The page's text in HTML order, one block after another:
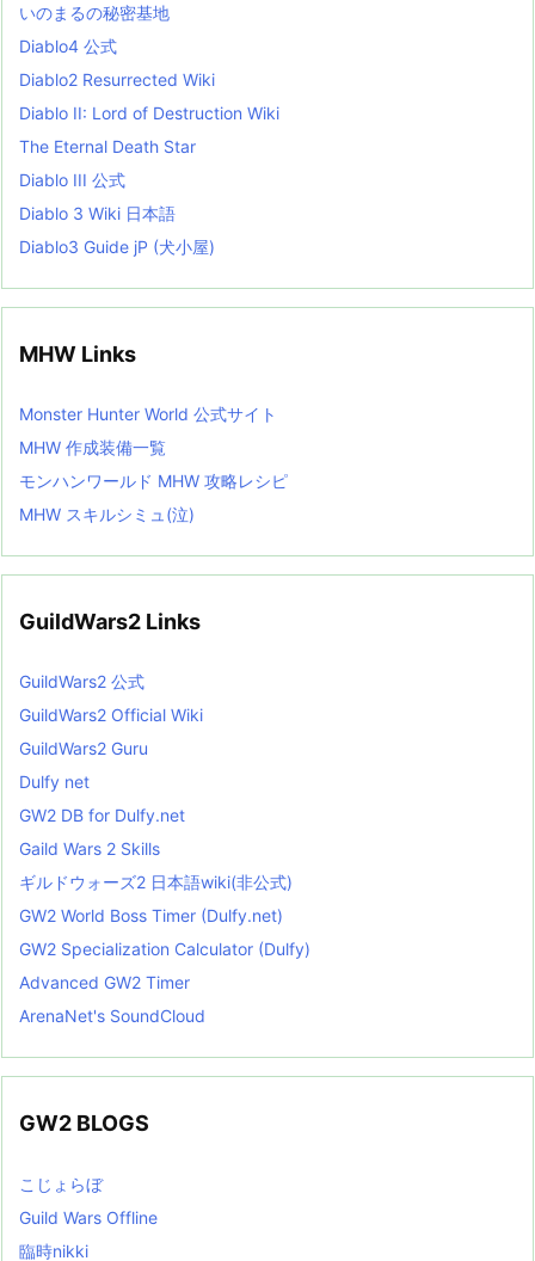
i
s
t
いのまるの秘密基地
Diablo4 公式
Diablo2 Resurrected Wiki
Diablo II: Lord of Destruction Wiki
The Eternal Death Star
Diablo III 公式
Diablo 3 Wiki 日本語
Diablo3 Guide jP (犬小屋)
MHW Links
Monster Hunter World 公式サイト
MHW 作成装備一覧
モンハンワールド MHW 攻略レシピ
MHW スキルシミュ(泣)
GuildWars2 Links
GuildWars2 公式
GuildWars2 Official Wiki
GuildWars2 Guru
Dulfy net
GW2 DB for Dulfy.net
Gaild Wars 2 Skills
ギルドウォーズ2 日本語wiki(非公式)
GW2 World Boss Timer (Dulfy.net)
GW2 Specialization Calculator (Dulfy)
Advanced GW2 Timer
ArenaNet's SoundCloud
GW2 BLOGS
こじょらぼ
Guild Wars Offline
臨時nikki